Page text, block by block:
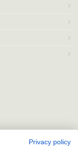
Privacy policy